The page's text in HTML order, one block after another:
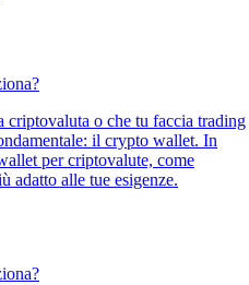
criptovaluta o che tu faccia trading
il crypto wallet. In
per criptovalute, come
adatto alle tue esigenze.